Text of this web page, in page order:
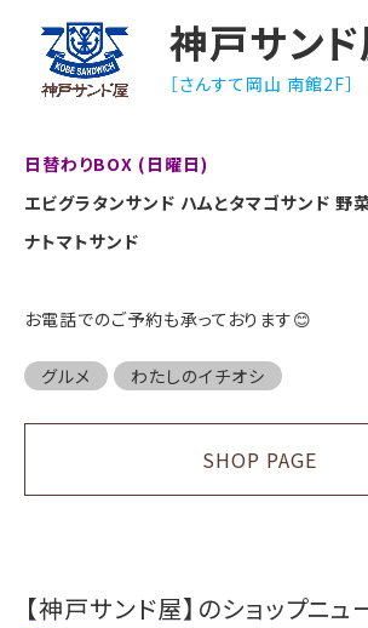
神戸サン
［さんすて岡山 南館2F］
日替わりBOX (日曜日)
エビグラタンサンド ハムとタマゴサンド 野
ナトマトサンド
お電話でのご予約も承っております😊
グルメ わたしのイチオシ
SHOP PAGE
【神戸サンド屋】のショップニュ